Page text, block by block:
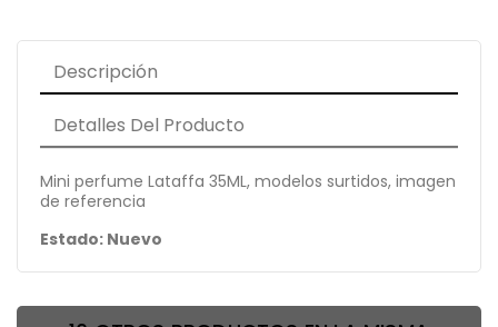
Descripción
Detalles Del Producto
Mini perfume Lataffa 35ML, modelos surtidos, imagen
de referencia
Estado: Nuevo